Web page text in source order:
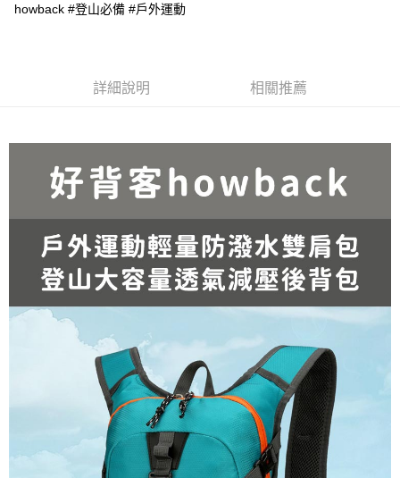
台新國際商業銀行
每筆NT$80，滿NT$499(含以上)免運費
貨到付款
每筆NT$150，滿NT$2,000(含以上)免運費
howback #登山必備 #戶外運動
詳細說明 相關推薦